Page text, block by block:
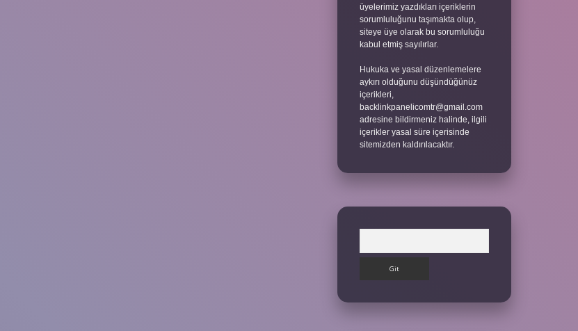
üyelerimiz yazdıkları içeriklerin
sorumluluğunu taşımakta olup,
siteye üye olarak bu sorumluluğu
kabul etmiş sayılırlar.
Hukuka ve yasal düzenlemelere
aykırı olduğunu düşündüğünüz
içerikleri,
backlinkpanelicomtr@gmail.com
adresine bildirmeniz halinde, ilgili
içerikler yasal süre içerisinde
sitemizden kaldırılacaktır.